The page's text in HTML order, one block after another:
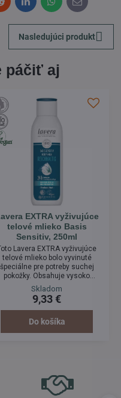
LinkedInWhatsApp
E-
mail
Nasledujúci produkt
páčiť aj
EXTRA vyživujúce
telové mlieko Basis
Sensitiv, 250ml
Lavera EXTRA vyživujúce
telové mlieko bolo vyvinuté
špeciálne pre potreby suchej
pokožky. Obsahuje vysoko
hydratačné Bio Aloe vera a Bio
Bambucké maslo, ktoré
uchová vpokožke až
24 hodín. Táto kombinácia
účinne zabraňuje vysušovaniu
Skladom
9,33 €
Do košíka